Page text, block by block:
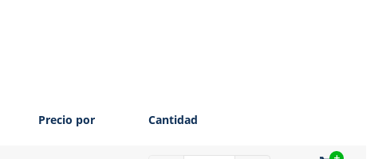
Precio por Cantidad